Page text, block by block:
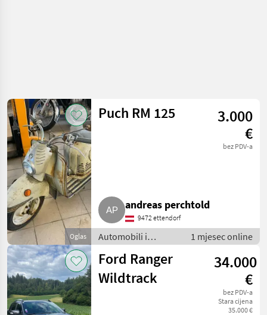
Oglas
Puch RM 125
3.000
€
bez PDV-a
andreas perchtold
9472 ettendorf
Automobili i
motocikli / Motori
1 mjesec online
Ford Ranger
Wildtrack
34.000
€
bez PDV-a
Stara cijena
35.000 €